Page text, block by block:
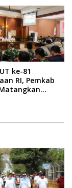
ke-81
RI, Pemkab